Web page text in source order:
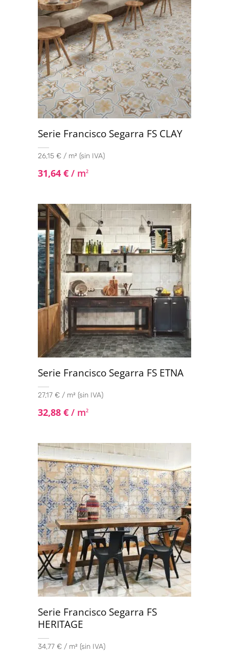
Serie Francisco Segarra FS CLAY
26,15 € / m² (sin IVA)
31,64 € / m2
Serie Francisco Segarra FS ETNA
27,17 € / m² (sin IVA)
32,88 € / m2
Serie Francisco Segarra FS
HERITAGE
34,77 € / m² (sin IVA)